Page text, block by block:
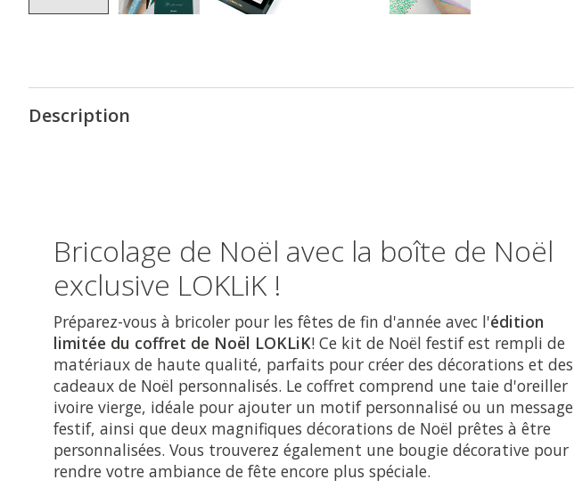
Description
Bricolage de Noël avec la boîte de Noël
exclusive LOKLiK !
Préparez-vous à bricoler pour les fêtes de fin d'année avec l'édition
limitée du coffret de Noël LOKLiK! Ce kit de Noël festif est rempli de
matériaux de haute qualité, parfaits pour créer des décorations et des
cadeaux de Noël personnalisés. Le coffret comprend une taie d'oreiller
ivoire vierge, idéale pour ajouter un motif personnalisé ou un message
festif, ainsi que deux magnifiques décorations de Noël prêtes à être
personnalisées. Vous trouverez également une bougie décorative pour
rendre votre ambiance de fête encore plus spéciale.